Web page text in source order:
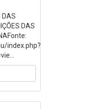
DAS
DAS
index.php?